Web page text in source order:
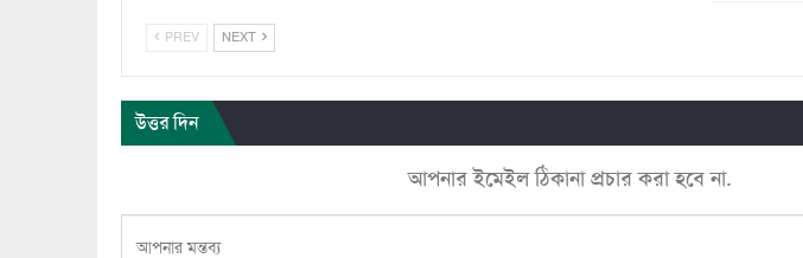
PREV NEXT
উত্তর দিন
আপনার ইমেইল ঠিকানা প্রচার করা হবে না.